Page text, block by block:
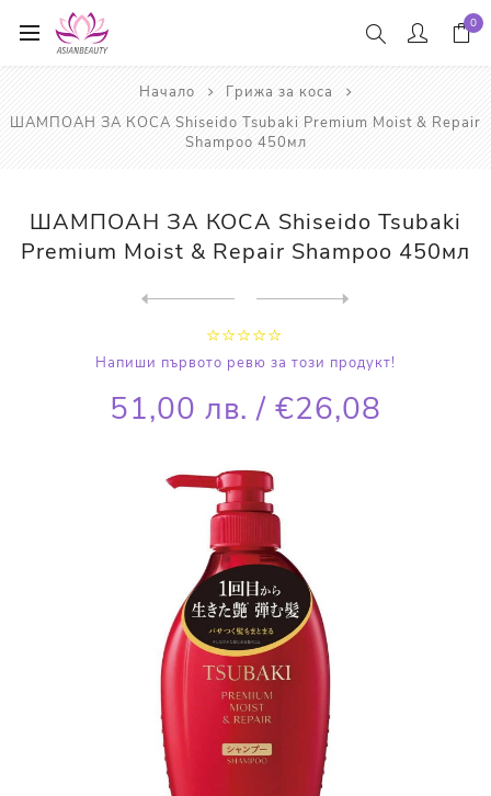
0
Начало
Грижа за коса
ШАМПОАН ЗА КОСА Shiseido Tsubaki Premium Moist & Repair
Shampoo 450мл
ШАМПОАН ЗА КОСА Shiseido Tsubaki
Premium Moist & Repair Shampoo 450мл
Напиши първото ревю за този продукт!
51,00 лв. / €26,08